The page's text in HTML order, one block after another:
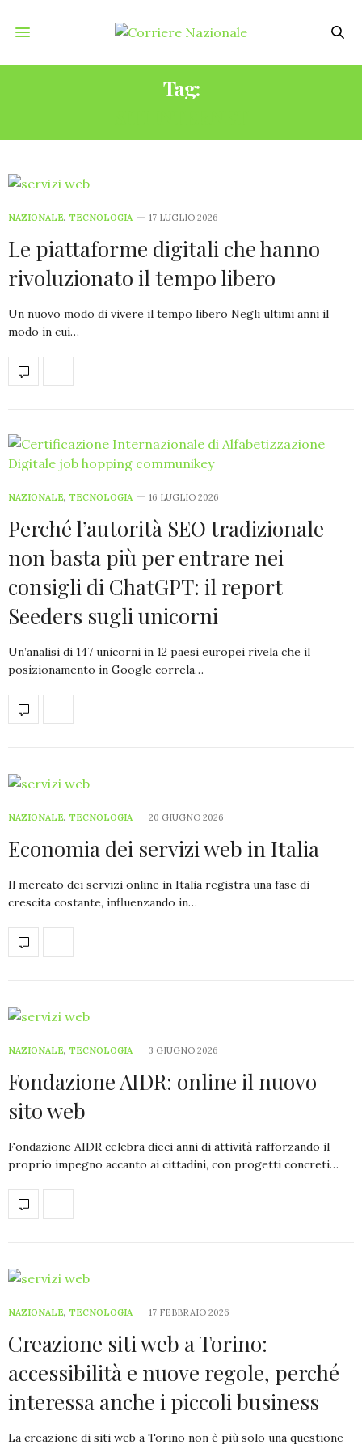
Tag:
NAZIONALE, TECNOLOGIA 17 LUGLIO 2026
Le piattaforme digitali che hanno
rivoluzionato il tempo libero
Un nuovo modo di vivere il tempo libero Negli ultimi anni il
modo in cui…
NAZIONALE, TECNOLOGIA 16 LUGLIO 2026
Perché l’autorità SEO tradizionale
non basta più per entrare nei
consigli di ChatGPT: il report
Seeders sugli unicorni
Un’analisi di 147 unicorni in 12 paesi europei rivela che il
posizionamento in Google correla…
NAZIONALE, TECNOLOGIA 20 GIUGNO 2026
Economia dei servizi web in Italia
Il mercato dei servizi online in Italia registra una fase di
crescita costante, influenzando in…
NAZIONALE, TECNOLOGIA 3 GIUGNO 2026
Fondazione AIDR: online il nuovo
sito web
Fondazione AIDR celebra dieci anni di attività rafforzando il
proprio impegno accanto ai cittadini, con progetti concreti…
NAZIONALE, TECNOLOGIA 17 FEBBRAIO 2026
Creazione siti web a Torino:
accessibilità e nuove regole, perché
interessa anche i piccoli business
La creazione di siti web a Torino non è più solo una questione